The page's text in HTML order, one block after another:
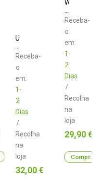
UDG
Creator
Universal
Audio
Volt
176/
276/
476
Hardcase
Black
U8492BL
Receba-
o
em:
1-
2
Dias
/
Recolha
na
loja
Preço
32,00 €
Walkasse
EVANIK
W-
MCB-
HC5
Interface
Receba-
o
em:
1-
2
Dias
/
Recolha
na
loja
Preço
29,90 €
Comprar